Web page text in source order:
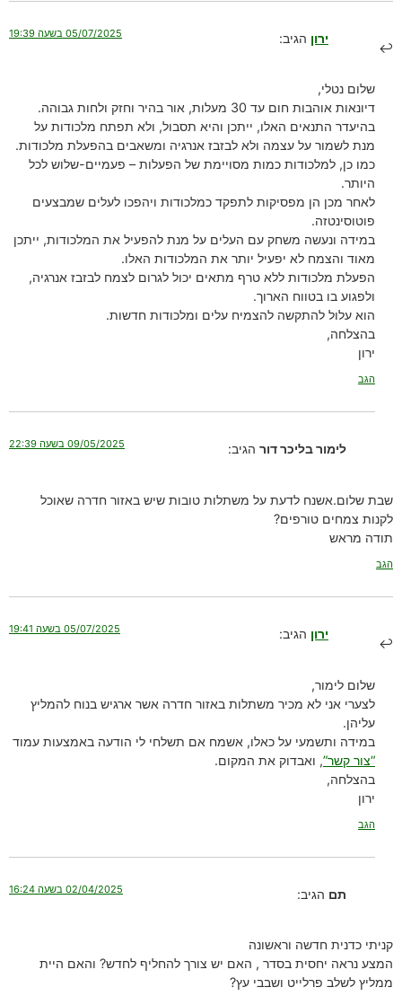
ירון הגיב: 05/07/2025 בשעה 19:39
שלום נטלי,
דיונאות אוהבות חום עד 30 מעלות, אור בהיר וחזק ולחות גבוהה.
בהיעדר התנאים האלו, ייתכן והיא תסבול, ולא תפתח מלכודות על
מנת לשמור על עצמה ולא לבזבז אנרגיה ומשאבים בהפעלת מלכודות.
כמו כן, למלכודות כמות מסויימת של הפעלות – פעמיים-שלוש לכל
היותר.
לאחר מכן הן מפסיקות לתפקד כמלכודות ויהפכו לעלים שמבצעים
פוטוסינטזה.
במידה ונעשה משחק עם העלים על מנת להפעיל את המלכודות, ייתכן
מאוד והצמח לא יפעיל יותר את המלכודות האלו.
הפעלת מלכודות ללא טרף מתאים יכול לגרום לצמח לבזבז אנרגיה,
ולפגוע בו בטווח הארוך.
הוא עלול להתקשה להצמיח עלים ומלכודות חדשות.
בהצלחה,
ירון
הגב
לימור בליכר דור הגיב: 09/05/2025 בשעה 22:39
שבת שלום.אשנח לדעת על משתלות טובות שיש באזור חדרה שאוכל
לקנות צמחים טורפים?
תודה מראש
הגב
ירון הגיב: 05/07/2025 בשעה 19:41
שלום לימור,
לצערי אני לא מכיר משתלות באזור חדרה אשר ארגיש בנוח להמליץ
עליהן.
במידה ותשמעי על כאלו, אשמח אם תשלחי לי הודעה באמצעות עמוד
“צור קשר”, ואבדוק את המקום.
בהצלחה,
ירון
הגב
תם הגיב: 02/04/2025 בשעה 16:24
קניתי כדנית חדשה וראשונה
המצע נראה יחסית בסדר , האם יש צורך להחליף לחדש? והאם היית
ממליץ לשלב פרלייט ושבבי עץ?